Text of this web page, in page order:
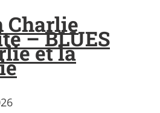
Charlie
– BLUES
et la